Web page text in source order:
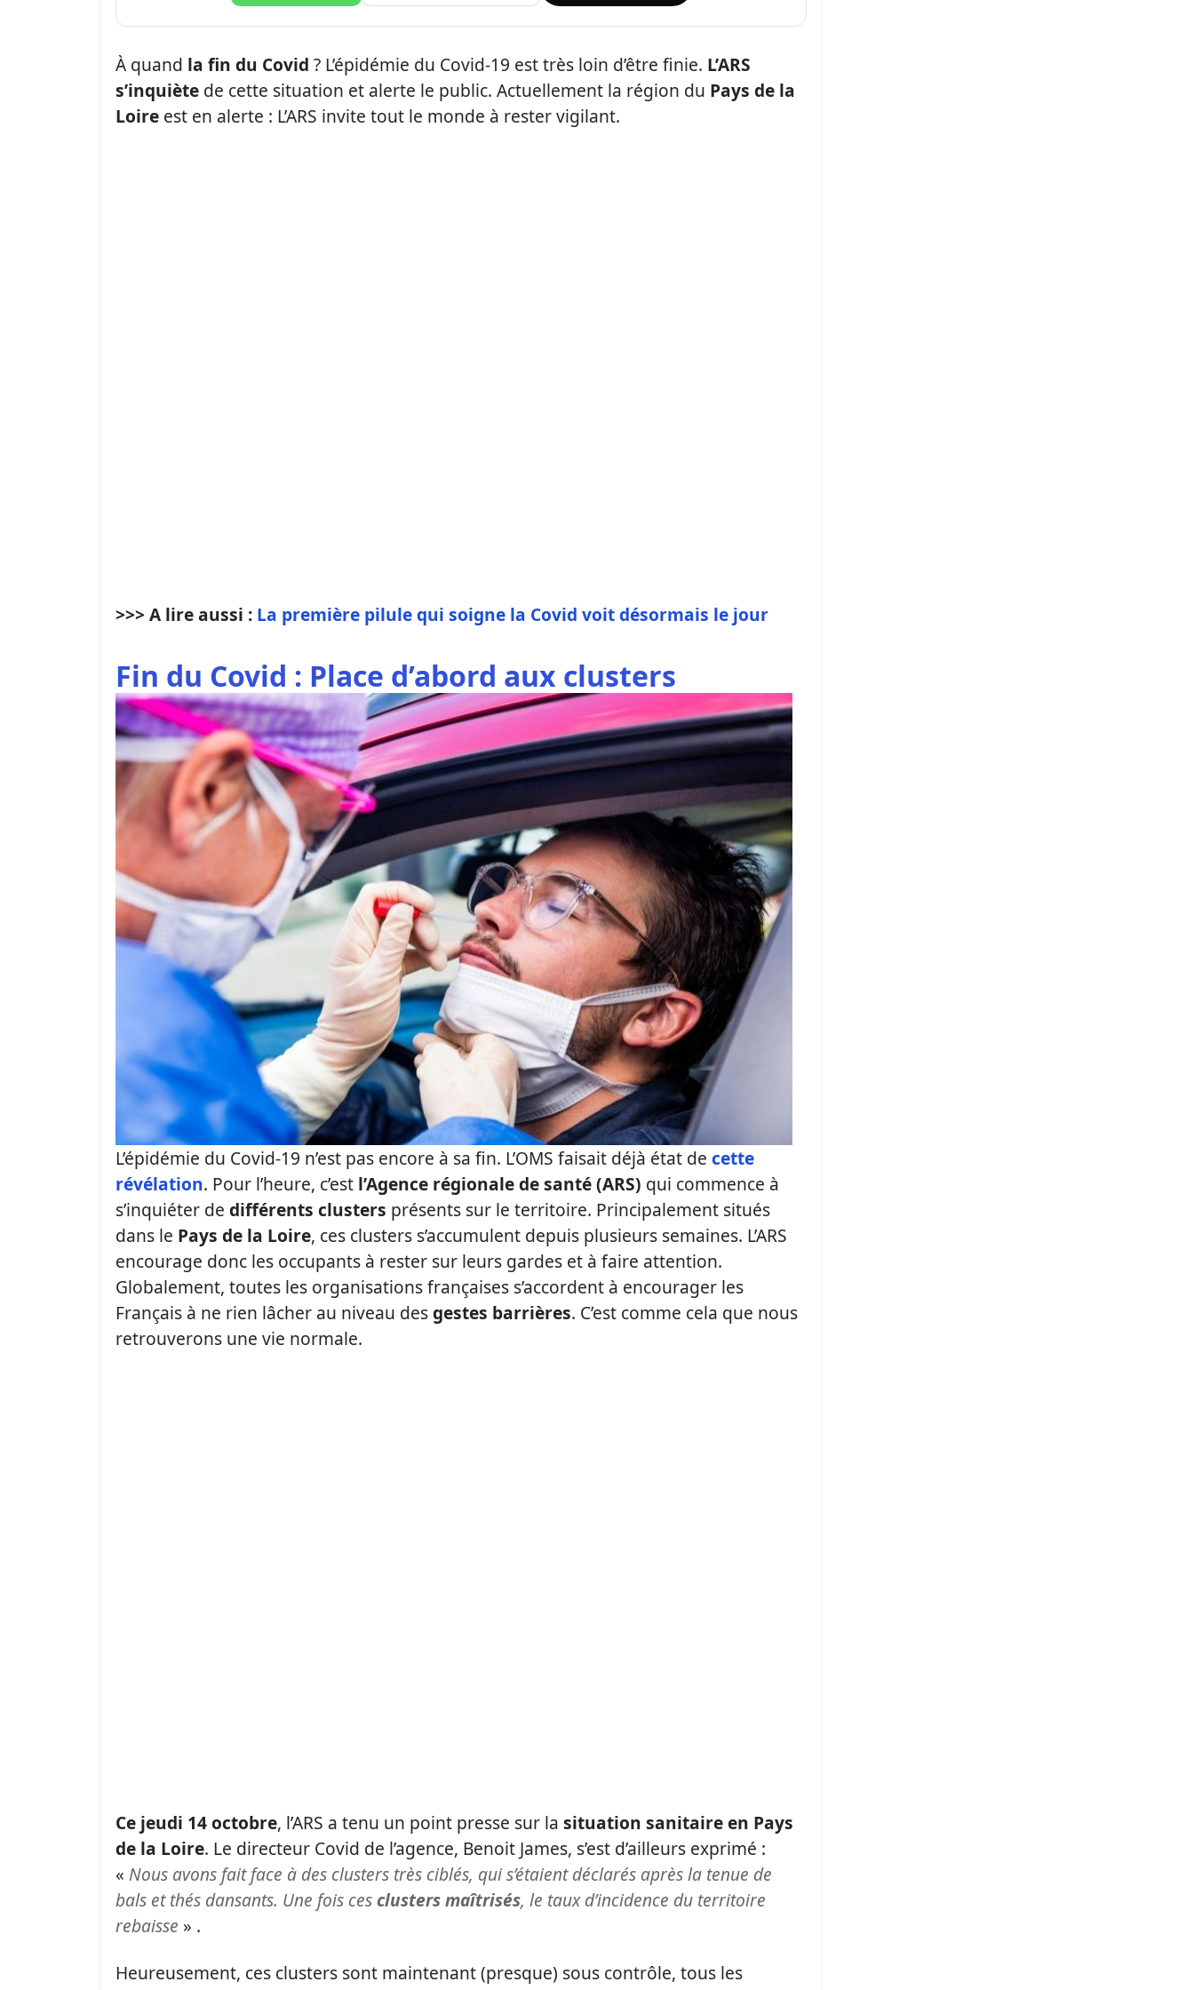
À quand la fin du Covid ? L’épidémie du Covid-19 est très loin d’être finie. L’ARS
s’inquiète de cette situation et alerte le public. Actuellement la région du Pays de la
Loire est en alerte : L’ARS invite tout le monde à rester vigilant.
>>> A lire aussi : La première pilule qui soigne la Covid voit désormais le jour
Fin du Covid : Place d’abord aux clusters
L’épidémie du Covid-19 n’est pas encore à sa fin. L’OMS faisait déjà état de cette
révélation. Pour l’heure, c’est l’Agence régionale de santé (ARS) qui commence à
s’inquiéter de différents clusters présents sur le territoire. Principalement situés
dans le Pays de la Loire, ces clusters s’accumulent depuis plusieurs semaines. L’ARS
encourage donc les occupants à rester sur leurs gardes et à faire attention.
Globalement, toutes les organisations françaises s’accordent à encourager les
Français à ne rien lâcher au niveau desgestes barrières. C’est comme cela que nous
retrouverons une vie normale.
Ce jeudi 14 octobre, l’ARS a tenu un point presse sur la situation sanitaire en Pays
de la Loire. Le directeur Covid de l’agence, Benoit James, s’est d’ailleurs exprimé :
« Nous avons fait face à des clusters très ciblés, qui s’étaient déclarés après la tenue de
bals et thés dansants. Une fois ces clusters maîtrisés, le taux d’incidence du territoire
rebaisse » .
Heureusement, ces clusters sont maintenant (presque) sous contrôle, tous les